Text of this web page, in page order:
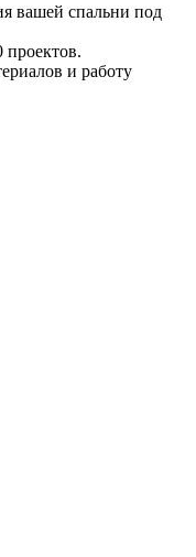
вашей спальни под
проектов.
и работу